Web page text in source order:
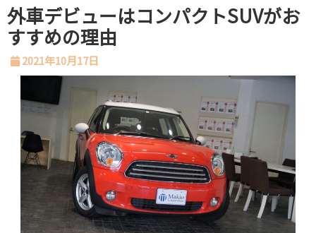
外車デビューはコンパクトSUVがお
すすめの理由
2021年10月17日